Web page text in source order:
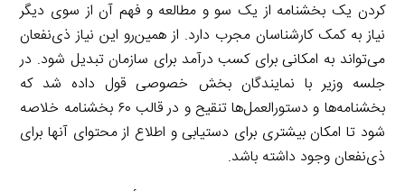
کردن یک بخشنامه از یک سو و مطالعه و فهم آن از سوی دیگر
نیاز به کمک کارشناسان مجرب دارد. از همین‌رو این نیاز ذی‌نفعان
می‌تواند به امکانی برای کسب درآمد برای سازمان تبدیل شود. در
جلسه وزیر با نمایندگان بخش خصوصی قول داده شد که
بخشنامه‌ها و دستورالعمل‌ها تنقیح و در قالب ۶۰ بخشنامه خلاصه
شود تا امکان بیشتری برای دستیابی و اطلاع از محتوای آنها برای
ذی‌نفعان وجود داشته باشد.